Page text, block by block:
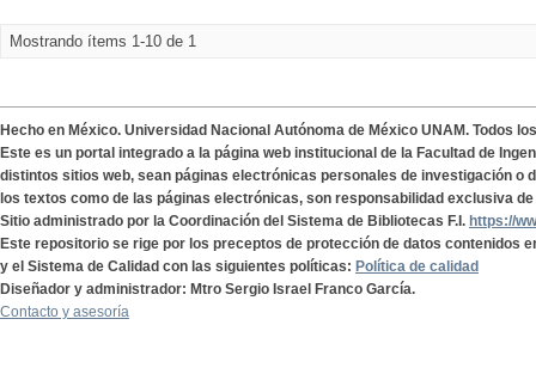
Mostrando ítems 1-10 de 1
Hecho en México. Universidad Nacional Autónoma de México UNAM. Todos
Este es un portal integrado a la página web institucional de la Facultad de
distintos sitios web, sean páginas electrónicas personales de investigación o
los textos como de las páginas electrónicas, son responsabilidad exclusiva
Sitio administrado por la Coordinación del Sistema de Bibliotecas F.I. https://
Este repositorio se rige por los preceptos de protección de datos contenidos
y el Sistema de Calidad con las siguientes políticas: Política de calidad
Diseñador y administrador: Mtro Sergio Israel Franco García.
Contacto y asesoría